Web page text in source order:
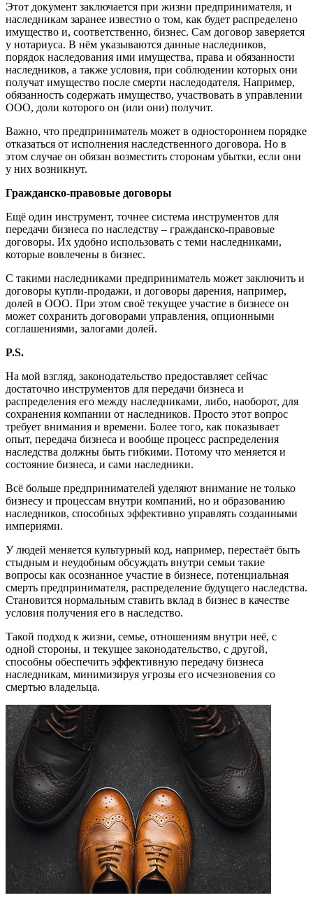
Этот документ заключается при жизни предпринимателя, и
наследникам заранее известно о том, как будет распределено
имущество и, соответственно, бизнес. Сам договор заверяется
у нотариуса. В нём указываются данные наследников,
порядок наследования ими имущества, права и обязанности
наследников, а также условия, при соблюдении которых они
получат имущество после смерти наследодателя. Например,
обязанность содержать имущество, участвовать в управлении
ООО, доли которого он (или они) получит.
Важно, что предприниматель может в одностороннем порядке
отказаться от исполнения наследственного договора. Но в
этом случае он обязан возместить сторонам убытки, если они
у них возникнут.
Гражданско-правовые договоры
Ещё один инструмент, точнее система инструментов для
передачи бизнеса по наследству – гражданско-правовые
договоры. Их удобно использовать с теми наследниками,
которые вовлечены в бизнес.
С такими наследниками предприниматель может заключить и
договоры купли-продажи, и договоры дарения, например,
долей в ООО. При этом своё текущее участие в бизнесе он
может сохранить договорами управления, опционными
соглашениями, залогами долей.
P.S.
На мой взгляд, законодательство предоставляет сейчас
достаточно инструментов для передачи бизнеса и
распределения его между наследниками, либо, наоборот, для
сохранения компании от наследников. Просто этот вопрос
требует внимания и времени. Более того, как показывает
опыт, передача бизнеса и вообще процесс распределения
наследства должны быть гибкими. Потому что меняется и
состояние бизнеса, и сами наследники.
Всё больше предпринимателей уделяют внимание не только
бизнесу и процессам внутри компаний, но и образованию
наследников, способных эффективно управлять созданными
империями.
У людей меняется культурный код, например, перестаёт быть
стыдным и неудобным обсуждать внутри семьи такие
вопросы как осознанное участие в бизнесе, потенциальная
смерть предпринимателя, распределение будущего наследства.
Становится нормальным ставить вклад в бизнес в качестве
условия получения его в наследство.
Такой подход к жизни, семье, отношениям внутри неё, с
одной стороны, и текущее законодательство, с другой,
способны обеспечить эффективную передачу бизнеса
наследникам, минимизируя угрозы его исчезновения со
смертью владельца.